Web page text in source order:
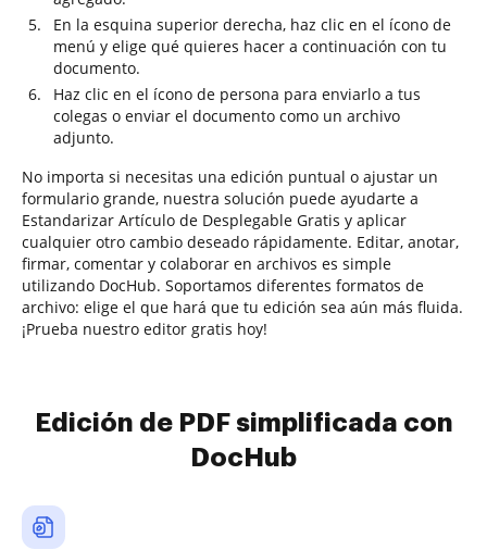
En la esquina superior derecha, haz clic en el ícono de
menú y elige qué quieres hacer a continuación con tu
documento.
Haz clic en el ícono de persona para enviarlo a tus
colegas o enviar el documento como un archivo
adjunto.
No importa si necesitas una edición puntual o ajustar un
formulario grande, nuestra solución puede ayudarte a
Estandarizar Artículo de Desplegable Gratis y aplicar
cualquier otro cambio deseado rápidamente. Editar, anotar,
firmar, comentar y colaborar en archivos es simple
utilizando DocHub. Soportamos diferentes formatos de
archivo: elige el que hará que tu edición sea aún más fluida.
¡Prueba nuestro editor gratis hoy!
Edición de PDF simplificada con
DocHub